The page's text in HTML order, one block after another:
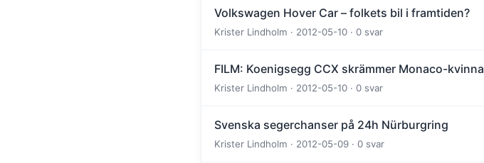
Volkswagen Hover Car – folkets bil i framtiden?
Krister Lindholm · 2012-05-10 · 0 svar
FILM: Koenigsegg CCX skrämmer Monaco-kvinna
Krister Lindholm · 2012-05-10 · 0 svar
Svenska segerchanser på 24h Nürburgring
Krister Lindholm · 2012-05-09 · 0 svar